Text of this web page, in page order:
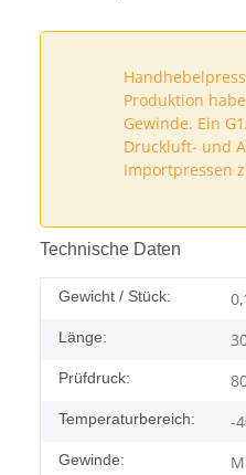
Produktion
Gewinde. Ein
Druckluft- und
Importpressen
Technische Daten
Gewicht / Stück:
Länge:
Prüfdruck:
Temperaturbereich: -
Gewinde: